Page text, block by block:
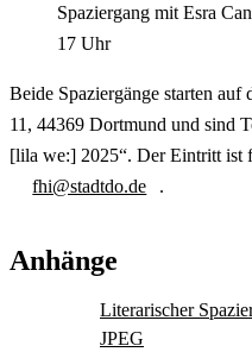
Spaziergang mit Esra
17 Uhr
Beide Spaziergänge starten
11, 44369 Dortmund und sind
[lila we:] 2025“. Der Eintritt ist
fhi@stadtdo.de
.
Anhänge
Literarischer
JPEG